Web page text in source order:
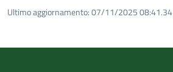
Ultimo aggiornamento:07/11/2025 08:41.34